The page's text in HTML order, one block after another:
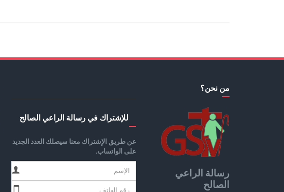
من نحن؟
رسالة الراعي
الصالح
للإشتراك في رسالة الراعي الصالح
عن طريق الإشتراك معنا سيصلك العدد الجديد
على الواتساب.